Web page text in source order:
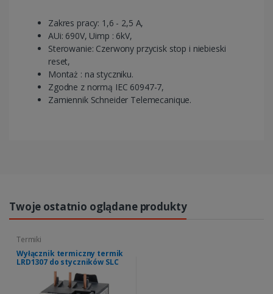
Zakres pracy: 1,6 - 2,5 A,
AUi: 690V, Uimp : 6kV,
Sterowanie: Czerwony przycisk stop i niebieski
reset,
Montaż : na styczniku.
Zgodne z normą IEC 60947-7,
Zamiennik Schneider Telemecanique.
Twoje ostatnio oglądane produkty
Termiki
Wyłącznik termiczny termik
LRD1307 do styczników SLC